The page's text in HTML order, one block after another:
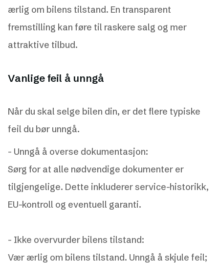
ærlig om bilens tilstand. En transparent
fremstilling kan føre til raskere salg og mer
attraktive tilbud.
Vanlige feil å unngå
Når du skal selge bilen din, er det flere typiske
feil du bør unngå.
- Unngå å overse dokumentasjon:
Sørg for at alle nødvendige dokumenter er
tilgjengelige. Dette inkluderer service-historikk,
EU-kontroll og eventuell garanti.
- Ikke overvurder bilens tilstand:
Vær ærlig om bilens tilstand. Unngå å skjule feil;